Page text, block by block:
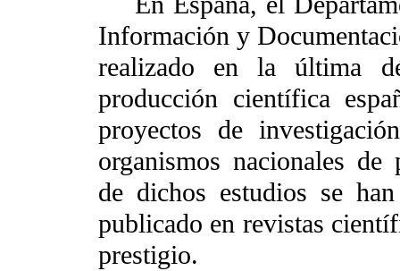
Información y
realizado en la última
producción científica
proyectos de
organismos nacionales
de dichos estudios se
publicado en revistas
prestigio.